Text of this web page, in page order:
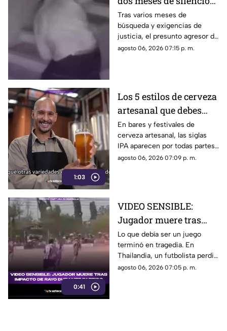
detuvieron a Jorge "N",
agresor de Paula
Tras varios meses de
búsqueda y exigencias de
justicia, el presunto agresor de
Paula Fajardo fue localizado y
agosto 06, 2026 07:15 p. m.
1:03
Los 5 estilos de cerveza
artesanal que debes
conocer
En bares y festivales de
cerveza artesanal, las siglas
IPA aparecen por todas partes.
Pero, ¿qué significa realmente
agosto 06, 2026 07:09 p. m.
0:41
VIDEO SENSIBLE:
Jugador muere tras
impacto de rayo
durante partido
Lo que debía ser un juego
terminó en tragedia. En
Thailandia, un futbolista perdió
la vida al ser alcanzado por un
agosto 06, 2026 07:05 p. m.